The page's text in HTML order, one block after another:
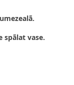
spãlat vase.